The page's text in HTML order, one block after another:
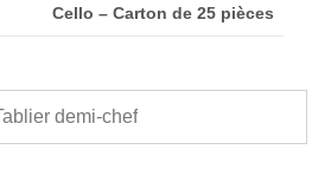
demi-chef
Cello – Carton de 25 pièces